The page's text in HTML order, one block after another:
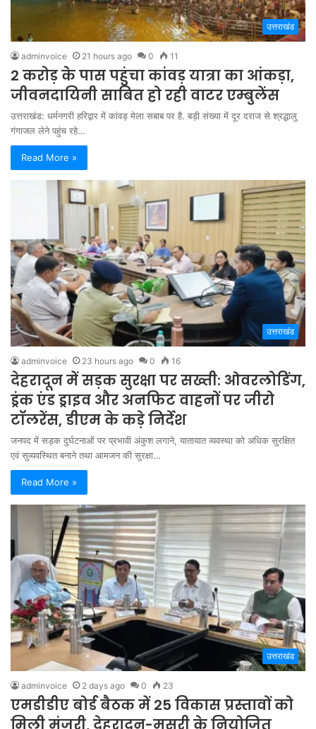
उत्तराखंड
adminvoice 21 hours ago 0 11
2 करोड़ के पास पहुंचा कांवड़ यात्रा का आंकड़ा,
जीवनदायिनी साबित हो रही वाटर एम्बुलेंस
उत्तराखंड: धर्मनगरी हरिद्वार में कांवड़ मेला सबाब पर है. बड़ी संख्या में दूर दराज से श्रद्धालु
गंगाजल लेने पहुंच रहे…
Read More »
उत्तराखंड
adminvoice 23 hours ago 0 16
देहरादून में सड़क सुरक्षा पर सख्ती: ओवरलोडिंग,
ड्रंक एंड ड्राइव और अनफिट वाहनों पर जीरो
टॉलरेंस, डीएम के कड़े निर्देश
जनपद में सड़क दुर्घटनाओं पर प्रभावी अंकुश लगाने, यातायात व्यवस्था को अधिक सुरक्षित
एवं सुव्यवस्थित बनाने तथा आमजन की सुरक्षा…
Read More »
उत्तराखंड
adminvoice 2 days ago 0 23
एमडीडीए बोर्ड बैठक में 25 विकास प्रस्तावों को
मिली मंजूरी, देहरादून-मसूरी के नियोजित